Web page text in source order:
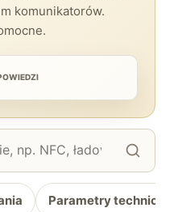
komunikatorów.
Parametry